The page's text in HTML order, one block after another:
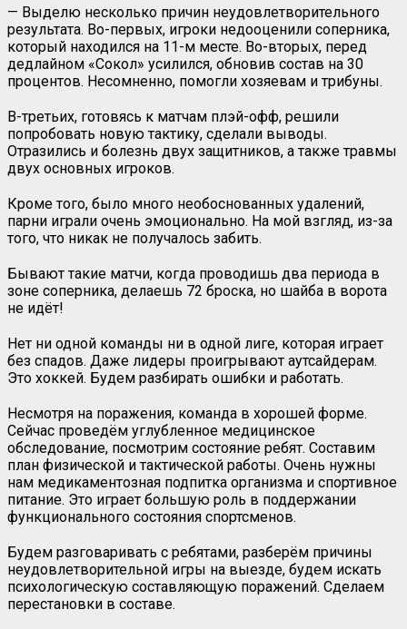
— Выделю несколько причин неудовлетворительного
результата. Во-первых, игроки недооценили соперника,
который находился на 11-м месте. Во-вторых, перед
дедлайном «Сокол» усилился, обновив состав на 30
процентов. Несомненно, помогли хозяевам и трибуны.
В-третьих, готовясь к матчам плэй-офф, решили
попробовать новую тактику, сделали выводы.
Отразились и болезнь двух защитников, а также травмы
двух основных игроков.
Кроме того, было много необоснованных удалений,
парни играли очень эмоционально. На мой взгляд, из-за
того, что никак не получалось забить.
Бывают такие матчи, когда проводишь два периода в
зоне соперника, делаешь 72 броска, но шайба в ворота
не идёт!
Нет ни одной команды ни в одной лиге, которая играет
без спадов. Даже лидеры проигрывают аутсайдерам.
Это хоккей. Будем разбирать ошибки и работать.
Несмотря на поражения, команда в хорошей форме.
Сейчас проведём углубленное медицинское
обследование, посмотрим состояние ребят. Составим
план физической и тактической работы. Очень нужны
нам медикаментозная подпитка организма и спортивное
питание. Это играет большую роль в поддержании
функционального состояния спортсменов.
Будем разговаривать с ребятами, разберём причины
неудовлетворительной игры на выезде, будем искать
психологическую составляющую поражений. Сделаем
перестановки в составе.